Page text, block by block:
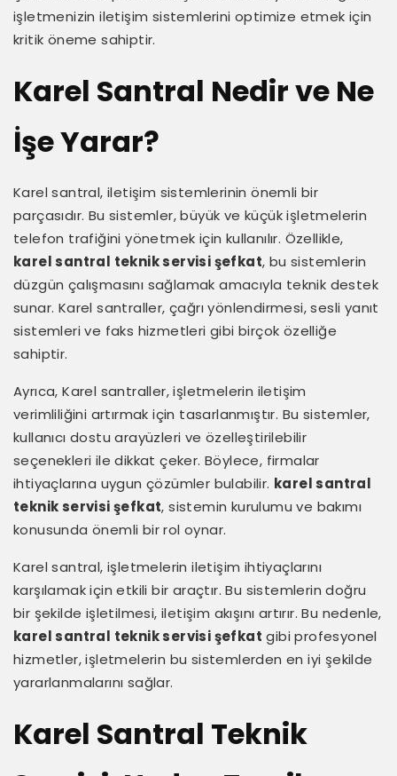
işletmenizin iletişim sistemlerini optimize etmek için
kritik öneme sahiptir.
Karel Santral Nedir ve Ne
İşe Yarar?
Karel santral, iletişim sistemlerinin önemli bir
parçasıdır. Bu sistemler, büyük ve küçük işletmelerin
telefon trafiğini yönetmek için kullanılır. Özellikle,
karel santral teknik servisi şefkat, bu sistemlerin
düzgün çalışmasını sağlamak amacıyla teknik destek
sunar. Karel santraller, çağrı yönlendirmesi, sesli yanıt
sistemleri ve faks hizmetleri gibi birçok özelliğe
sahiptir.
Ayrıca, Karel santraller, işletmelerin iletişim
verimliliğini artırmak için tasarlanmıştır. Bu sistemler,
kullanıcı dostu arayüzleri ve özelleştirilebilir
seçenekleri ile dikkat çeker. Böylece, firmalar
ihtiyaçlarına uygun çözümler bulabilir. karel santral
teknik servisi şefkat, sistemin kurulumu ve bakımı
konusunda önemli bir rol oynar.
Karel santral, işletmelerin iletişim ihtiyaçlarını
karşılamak için etkili bir araçtır. Bu sistemlerin doğru
bir şekilde işletilmesi, iletişim akışını artırır. Bu nedenle,
karel santral teknik servisi şefkat gibi profesyonel
hizmetler, işletmelerin bu sistemlerden en iyi şekilde
yararlanmalarını sağlar.
Karel Santral Teknik